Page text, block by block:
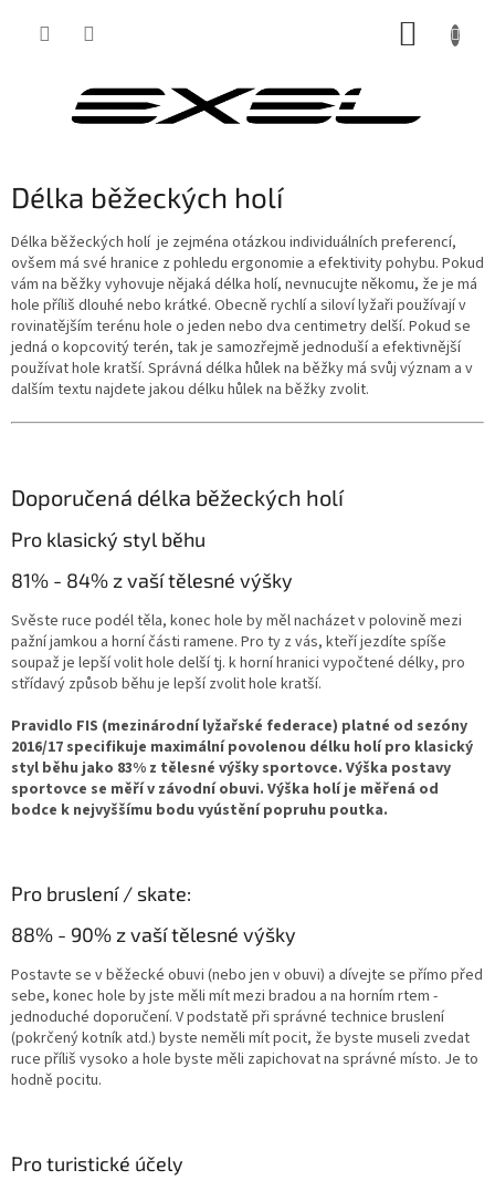
Délka běžeckých holí
Délka běžeckých holí je zejména otázkou individuálních preferencí,
ovšem má své hranice z pohledu ergonomie a efektivity pohybu. Pokud
vám na běžky vyhovuje nějaká délka holí, nevnucujte někomu, že je má
hole příliš dlouhé nebo krátké. Obecně rychlí a siloví lyžaři používají v
rovinatějším terénu hole o jeden nebo dva centimetry delší. Pokud se
jedná o kopcovitý terén, tak je samozřejmě jednoduší a efektivnější
používat hole kratší. Správná délka hůlek na běžky má svůj význam a v
dalším textu najdete jakou délku hůlek na běžky zvolit.
Doporučená délka běžeckých holí
Pro klasický styl běhu
81% - 84% z vaší tělesné výšky
Svěste ruce podél těla, konec hole by měl nacházet v polovině mezi
pažní jamkou a horní části ramene. Pro ty z vás, kteří jezdíte spíše
soupaž je lepší volit hole delší tj. k horní hranici vypočtené délky, pro
střídavý způsob běhu je lepší zvolit hole kratší.
Pravidlo FIS (mezinárodní lyžařské federace) platné od sezóny
2016/17 specifikuje maximální povolenou délku holí pro klasický
styl běhu jako 83% z tělesné výšky sportovce. Výška postavy
sportovce se měří v závodní obuvi. Výška holí je měřená od
bodce k nejvyššímu bodu vyústění popruhu poutka.
Pro bruslení / skate:
88% - 90% z vaší tělesné výšky
Postavte se v běžecké obuvi (nebo jen v obuvi) a dívejte se přímo před
sebe, konec hole by jste měli mít mezi bradou a na horním rtem -
jednoduché doporučení. V podstatě při správné technice bruslení
(pokrčený kotník atd.) byste neměli mít pocit, že byste museli zvedat
ruce příliš vysoko a hole byste měli zapichovat na správné místo. Je to
hodně pocitu.
Pro turistické účely